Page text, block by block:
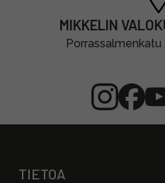
MIKKELIN
Porrassalmenkatu
TIETOA